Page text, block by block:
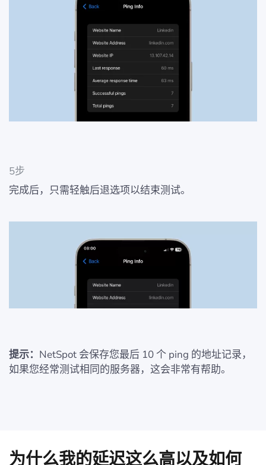
5步
完成后，只需轻触后退选项以结束测试。
提示： NetSpot 会保存您最后 10 个 ping 的地址记录，
如果您经常测试相同的服务器，这会非常有帮助。
为什么我的延迟这么高以及如何